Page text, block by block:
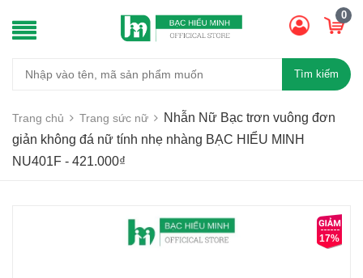
0
Tìm kiếm
Trang chủ Trang sức nữ
Nhẫn Nữ Bạc trơn vuông đơn
giản không đá nữ tính nhẹ nhàng BẠC HIỂU MINH
NU401F - 421.000₫
17%